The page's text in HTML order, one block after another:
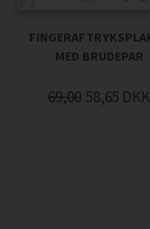
MED BRUDEPAR
69,00 58,65 DKK